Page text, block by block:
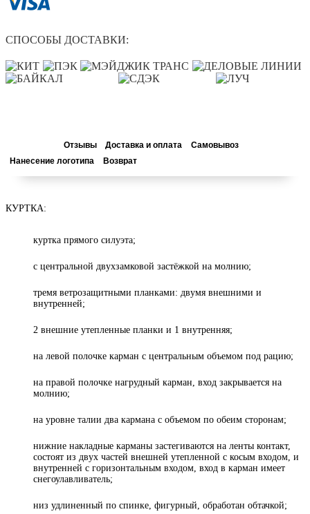
СПОСОБЫ ДОСТАВКИ:
Отзывы Доставка и оплата
Самовывоз
Нанесение логотипа
Возврат
КУРТКА:
куртка прямого силуэта;
с центральной двухзамковой застёжкой на молнию;
тремя ветрозащитными планками: двумя внешними и
внутренней;
2 внешние утепленные планки и 1 внутренняя;
на левой полочке карман с центральным объемом под рацию;
на правой полочке нагрудный карман, вход закрывается на
молнию;
на уровне талии два кармана с объемом по обеим сторонам;
нижние накладные карманы застегиваются на ленты контакт,
состоят из двух частей внешней утепленной с косым входом, и
внутренней с горизонтальным входом, вход в карман имеет
снегоулавливатель;
низ удлиненный по спинке, фигурный, обработан обтачкой;